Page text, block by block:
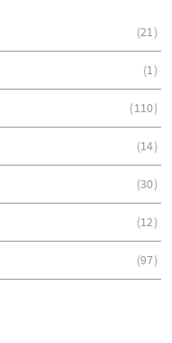
21
1
110
14
30
12
97